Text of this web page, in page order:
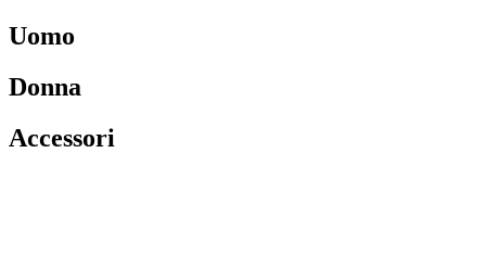
Uomo
Donna
Accessori